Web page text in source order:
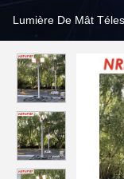
Lumière De Mât